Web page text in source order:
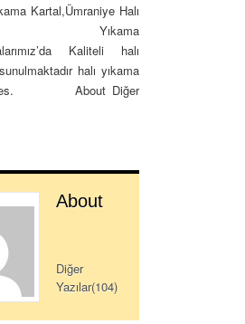
Kartal,Ümraniye Halı
Yıkama
Kaliteli halı
halı yıkama
About Diğer
About
Diğer
Yazılar(104)